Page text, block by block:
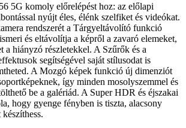
5G komoly előrelépést hoz: az előlapi
nyújt éles, élénk szelfiket és videókat.
rendszerét a Tárgyeltávolító funkció
és eltávolítja a képről a zavaró elemeket,
a hiányzó részletekkel. A Szűrők és a
segítségével saját stílusodat is
A Mozgó képek funkció új dimenziót
így minden mosolyszemmel és
be a galériád. A Super HDR és éjszakai
hogy gyenge fényben is tiszta, alacsony